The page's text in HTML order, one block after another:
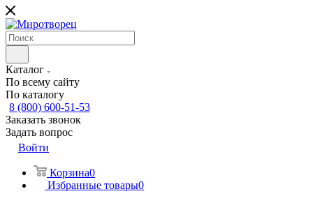
Каталог
По всему сайту
По каталогу
8 (800) 600-51-53
Заказать звонок
Задать вопрос
Войти
Корзина0
Избранные товары0